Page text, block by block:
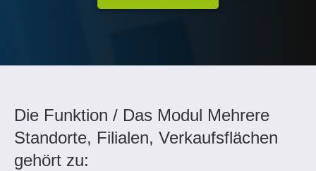
Die Funktion / Das Modul Mehrere
Standorte, Filialen, Verkaufsflächen
gehört zu: